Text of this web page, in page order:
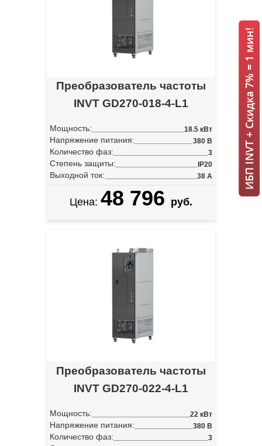
Преобразователь частоты
INVT GD270-018-4-L1
Мощность: 18.5 кВт
Напряжение питания: 380 В
Количество фаз: 3
Степень защиты: IP20
Выходной ток: 38 А
Цена: 48 796 руб.
Преобразователь частоты
INVT GD270-022-4-L1
Мощность: 22 кВт
Напряжение питания: 380 В
Количество фаз: 3
ИБП INVT + Скидка 7% = 1 мин!